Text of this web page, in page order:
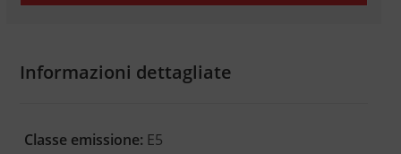
Informazioni dettagliate
Classe emissione: E5